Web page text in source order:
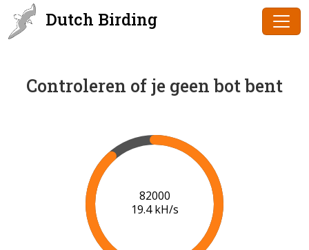
Dutch Birding
Controleren of je geen bot bent
84000
19.5 kH/s